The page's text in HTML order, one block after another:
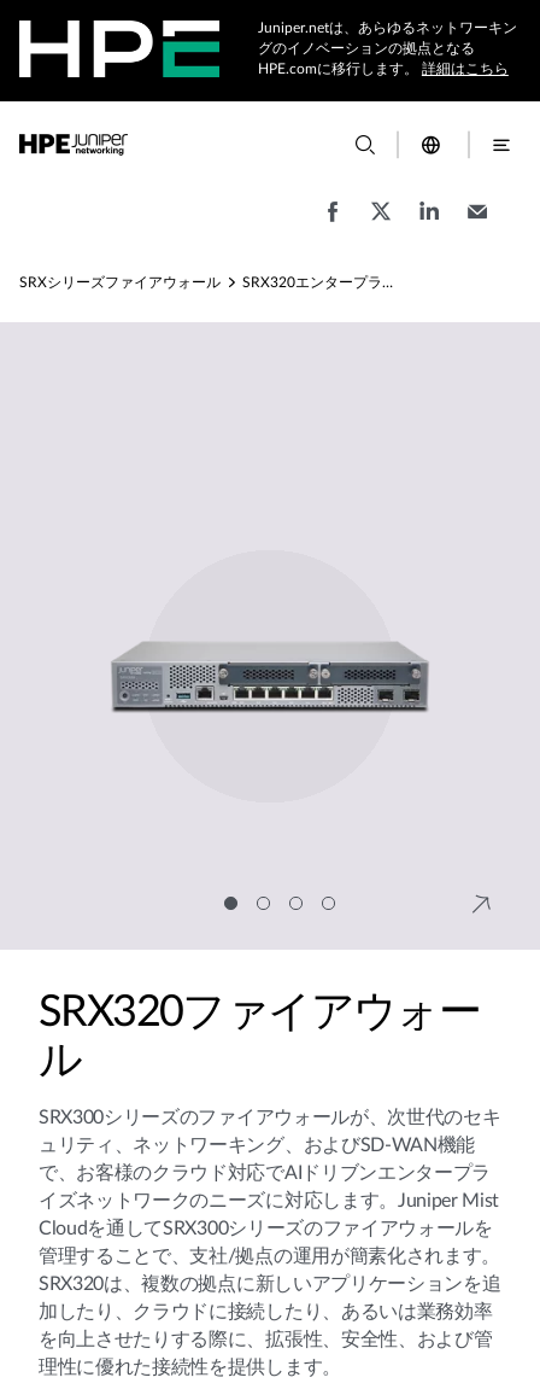
Juniper.netは、あらゆるネットワーキン
グのイノベーションの拠点となる
HPE.comに移行します。 詳細はこちら
SRXシリーズファイアウォール SRX320エンタープライズファイアウォール
SRX320ファイアウォー
ル
SRX300シリーズのファイアウォールが、次世代のセキ
ュリティ、ネットワーキング、およびSD-WAN機能
で、お客様のクラウド対応でAIドリブンエンタープラ
イズネットワークのニーズに対応します。Juniper Mist
Cloudを通してSRX300シリーズのファイアウォールを
管理することで、支社/拠点の運用が簡素化されます。
SRX320は、複数の拠点に新しいアプリケーションを追
加したり、クラウドに接続したり、あるいは業務効率
を向上させたりする際に、拡張性、安全性、および管
理性に優れた接続性を提供します。